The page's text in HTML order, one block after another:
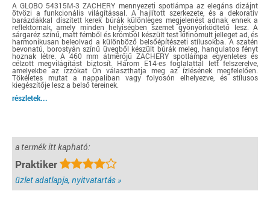
A GLOBO 54315M-3 ZACHERY mennyezeti spotlámpa az elegáns dizájnt
ötvözi a funkcionális világítással. A hajlított szerkezete, és a dekoratív
barázdákkal díszített kerek búrák különleges megjelenést adnak ennek a
reflektornak, amely minden helyiségben szemet gyönyörködtető lesz. A
sárgaréz színű, matt fémből és krómból készült test kifinomult jelleget ad, és
harmonikusan beleolvad a különböző belsőépítészeti stílusokba. A szatén
bevonatú, borostyán színű üvegből készült búrák meleg, hangulatos fényt
hoznak létre. A 460 mm átmérőjű ZACHERY spotlámpa egyenletes és
célzott megvilágítást biztosít. Három E14-es foglalattal lett felszerelve,
amelyekbe az izzókat Ön választhatja meg az ízlésének megfelelően.
Tökéletes mutat a nappaliban vagy folyosón elhelyezve, és stílusos
kiegészítője lesz a belső tereinek.
részletek...
a termék itt kapható:
Praktiker
üzlet adatlapja, nyitvatartás »